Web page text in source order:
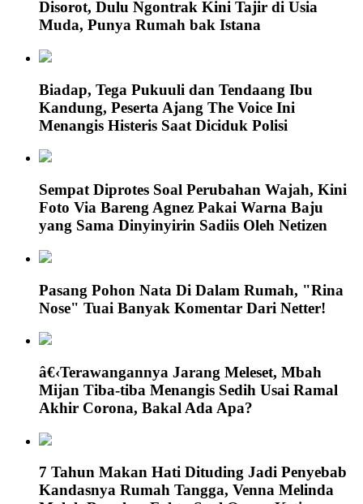
Disorot, Dulu Ngontrak Kini Tajir di Usia
Muda, Punya Rumah bak Istana
Biadap, Tega Pukuuli dan Tendaang Ibu
Kandung, Peserta Ajang The Voice Ini
Menangis Histeris Saat Diciduk Polisi
Sempat Diprotes Soal Perubahan Wajah, Kini
Foto Via Bareng Agnez Pakai Warna Baju
yang Sama Dinyinyirin Sadiis Oleh Netizen
Pasang Pohon Nata Di Dalam Rumah, "Rina
Nose" Tuai Banyak Komentar Dari Netter!
â€‹Terawangannya Jarang Meleset, Mbah
Mijan Tiba-tiba Menangis Sedih Usai Ramal
Akhir Corona, Bakal Ada Apa?
7 Tahun Makan Hati Dituding Jadi Penyebab
Kandasnya Rumah Tangga, Venna Melinda